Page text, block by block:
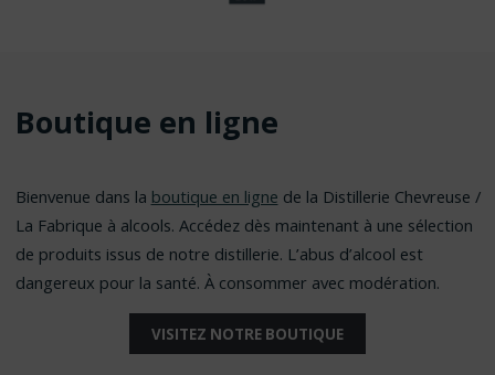
Boutique en ligne
Bienvenue dans la boutique en ligne de la Distillerie Chevreuse /
La Fabrique à alcools. Accédez dès maintenant à une sélection
de produits issus de notre distillerie. L’abus d’alcool est
dangereux pour la santé. À consommer avec modération.
VISITEZ NOTRE BOUTIQUE